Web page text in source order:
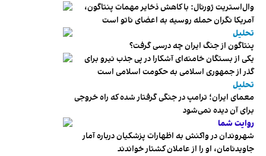
وال‌استریت ژورنال: با کاهش ذخایر مهمات پنتاگون،
آمریکا نگران حمله روسیه به اعضای ناتو‌ است
تحلیل
پنتاگون از جنگ ایران چه درسی گرفت؟
یکی از بستگان خامنه‌ای آشکارا در پی جذب نیرو برای
گذر از جمهوری اسلامی به حکومت اسلامی است
تحلیل
معمای ایران؛ ترامپ در جنگی گرفتار شده که راه خروجی
برای آن دیده نمی‌شود
روایت شما
شهروندان در واکنش به اظهارات پزشکیان درباره آمار
جاویدنامان، او را از عاملان کشتار خواندند